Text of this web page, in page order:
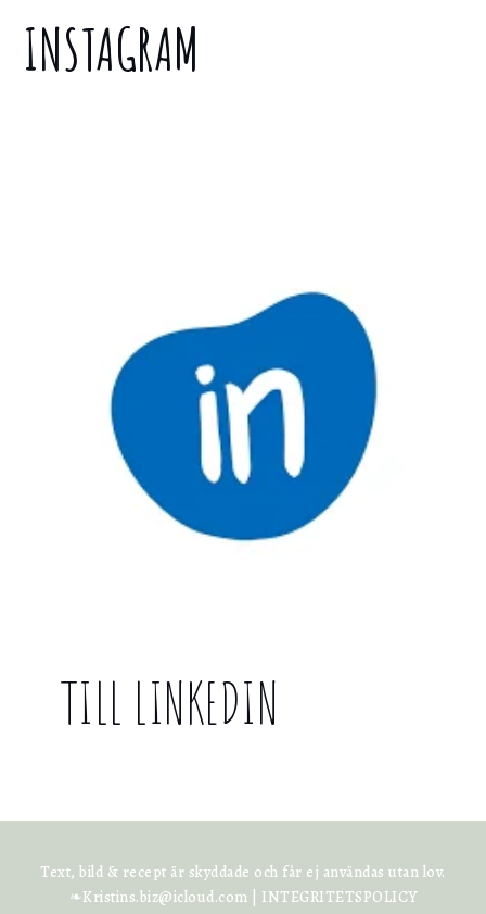
INSTAGRAM
TILL LINKEDIN
Text, bild & recept är skyddade och får ej användas utan lov.
❧Kristins.biz@icloud.com | INTEGRITETSPOLICY